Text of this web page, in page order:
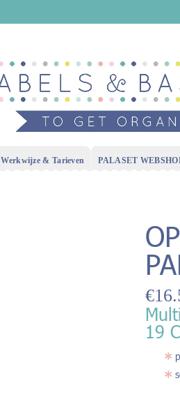
Werkwijze & Tarieven PALASET
€
19